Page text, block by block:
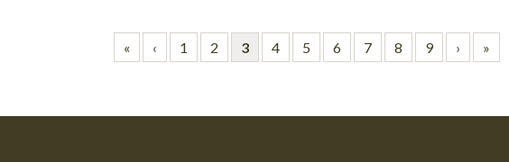
« ‹ 1 2 3 4 5 6 7 8 9 › »